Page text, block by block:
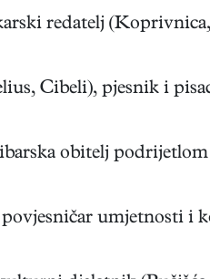
redatelj (Koprivnica,
Cibeli), pjesnik i
obitelj podrijetlom
umjetnosti i